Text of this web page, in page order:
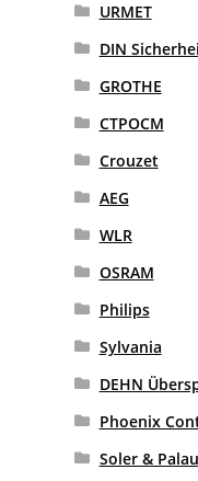
URMET
DIN
GROTHE
CTPOCM
Crouzet
AEG
WLR
OSRAM
Philips
Sylvania
DEHN
Phoenix
Soler &